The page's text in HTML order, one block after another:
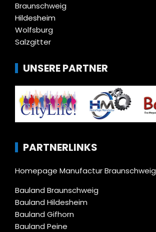
Braunschweig
Hildesheim
Wolfsburg
Salzgitter
UNSERE PARTNER
PARTNERLINKS
Homepage Manufactur Braunschweig
Bauland Braunschweig
Bauland Hildesheim
Bauland Gifhorn
Bauland Peine